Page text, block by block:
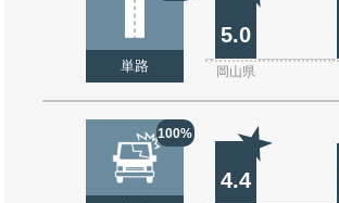
単路
5.0
岡山県
100%
4.4